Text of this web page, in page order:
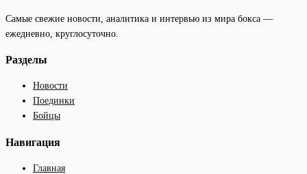
Самые свежие новости, аналитика и интервью из мира бокса —
ежедневно, круглосуточно.
Разделы
Новости
Поединки
Бойцы
Навигация
Главная